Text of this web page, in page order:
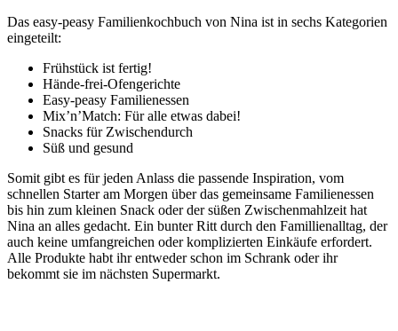
Das easy-peasy Familienkochbuch von Nina ist in sechs Kategorien
eingeteilt:
Frühstück ist fertig!
Hände-frei-Ofengerichte
Easy-peasy Familienessen
Mix’n’Match: Für alle etwas dabei!
Snacks für Zwischendurch
Süß und gesund
Somit gibt es für jeden Anlass die passende Inspiration, vom
schnellen Starter am Morgen über das gemeinsame Familienessen
bis hin zum kleinen Snack oder der süßen Zwischenmahlzeit hat
Nina an alles gedacht. Ein bunter Ritt durch den Famillienalltag, der
auch keine umfangreichen oder komplizierten Einkäufe erfordert.
Alle Produkte habt ihr entweder schon im Schrank oder ihr
bekommt sie im nächsten Supermarkt.